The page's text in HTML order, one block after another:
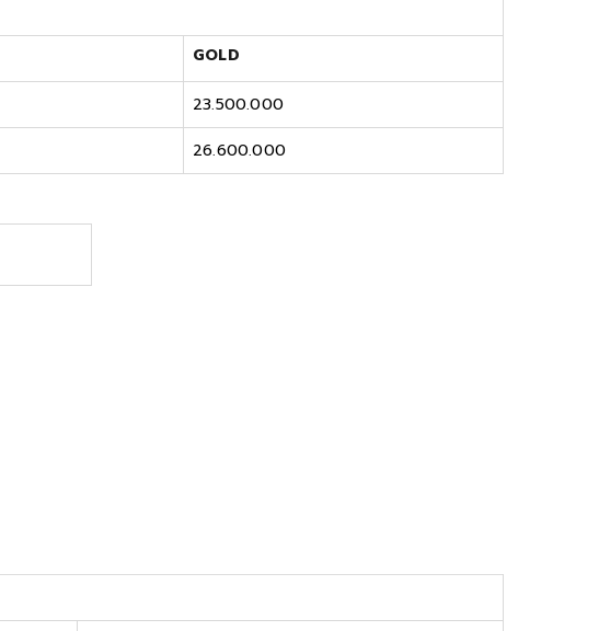
GOLD
23.500.000
26.600.000